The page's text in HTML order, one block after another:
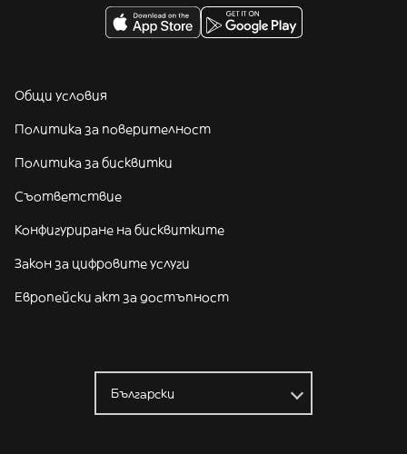
Общи условия
Политика за поверителност
Политика за бисквитки
Съответствие
Конфигуриране на бисквитките
Закон за цифровите услуги
Европейски акт за достъпност